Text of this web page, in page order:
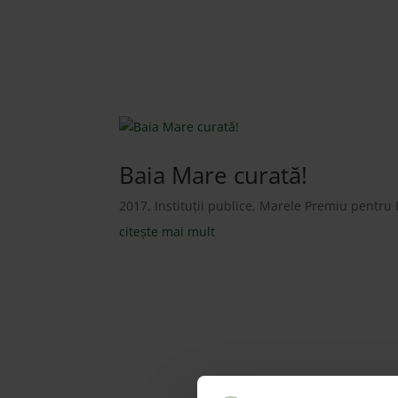
Baia Mare curată!
2017, Instituții publice, Marele Premiu pentru
citește mai mult